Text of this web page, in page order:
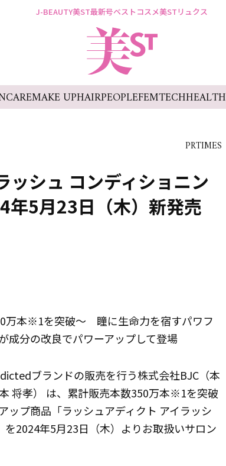
J-BEAUTY美ST最新号ベストコスメ美STリュクス
MAKE UPHAIRPEOPLEFEMTECHHEALTH
PRTIMES
ッシュ コンディショニン
年5月23日（木）新発売
万本※1を突破～ 瞳に生命力を宿すパワフ
成分の改良でパワーアップして登場
ブランドの販売を行う株式会社BJC（本
将孝） は、累計販売本数350万本※1を突破
ップ商品「ラッシュアディクト アイラッシ
2024年5月23日（木）よりお取扱いサロン